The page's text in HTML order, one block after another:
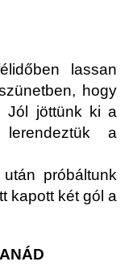
lassan
hogy
Jól jöttünk ki a
a
próbáltunk
kapott két gól a